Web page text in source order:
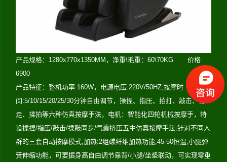
产品规格：1280x770x1350MM，净重\毛重：60\70KG 价格
6900
产品特征：整机功率:160W，电源电压:220V/50HZ;按摩时
间:5/10/15/20/25/30分钟自由调节，操捏、指压、拍打、敲击、行
走、揉拍等六种仿真按摩手法，电机：智能化四轮机械按摩手，特
设揉捏/指压/敲击/揉敲同步/气囊挤压五中仿真按摩手法;针对不同人
群的三套自动按摩模式,加热:2组碳纤维加热功能,45-50恒温,小腿弹
簧伸缩功能，可要据身高自由调节靠背/小腿/坐垫联动，可实现零重